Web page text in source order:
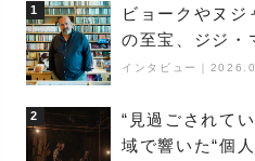
1
ビョークやヌジ
の至宝、ジジ・
巨匠”が明かす
インタビュー
2
“見過ごされて
域で響いた“個